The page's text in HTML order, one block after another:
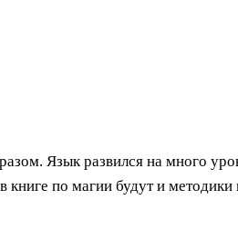
Язык развился на много
по магии будут и